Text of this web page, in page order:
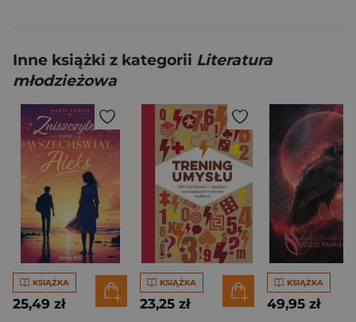
Inne książki z kategorii Literatura
młodzieżowa
KSIĄŻKA
25,49 zł
KSIĄŻKA
23,25 zł
KSIĄŻKA
49,95 zł